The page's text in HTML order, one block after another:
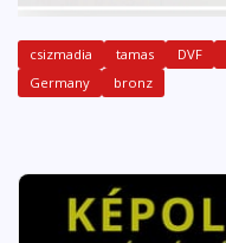
csizmadia tamas DVF
Germany
bronz